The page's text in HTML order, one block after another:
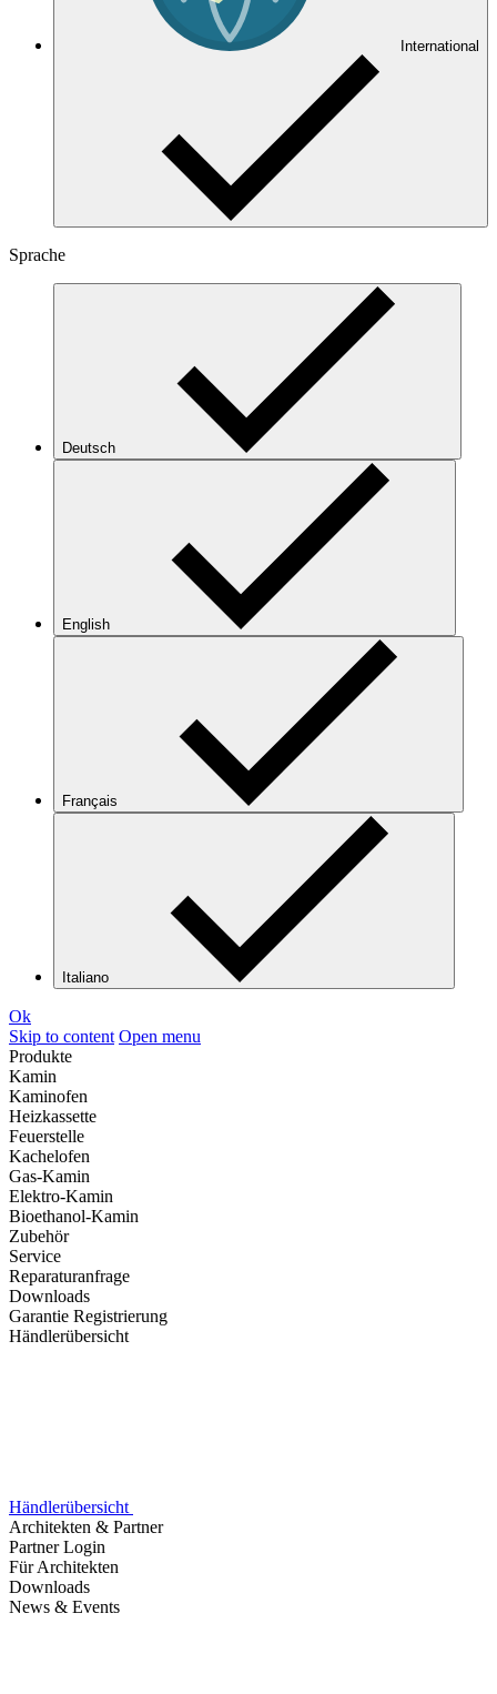
International
Sprache
Deutsch
English
Français
Italiano
Ok
Skip to content Open menu
Produkte
Kamin
Kaminofen
Heizkassette
Feuerstelle
Kachelofen
Gas-Kamin
Elektro-Kamin
Bioethanol-Kamin
Zubehör
Service
Reparaturanfrage
Downloads
Garantie Registrierung
Händlerübersicht
Händlerübersicht
Architekten & Partner
Partner Login
Für Architekten
Downloads
News & Events